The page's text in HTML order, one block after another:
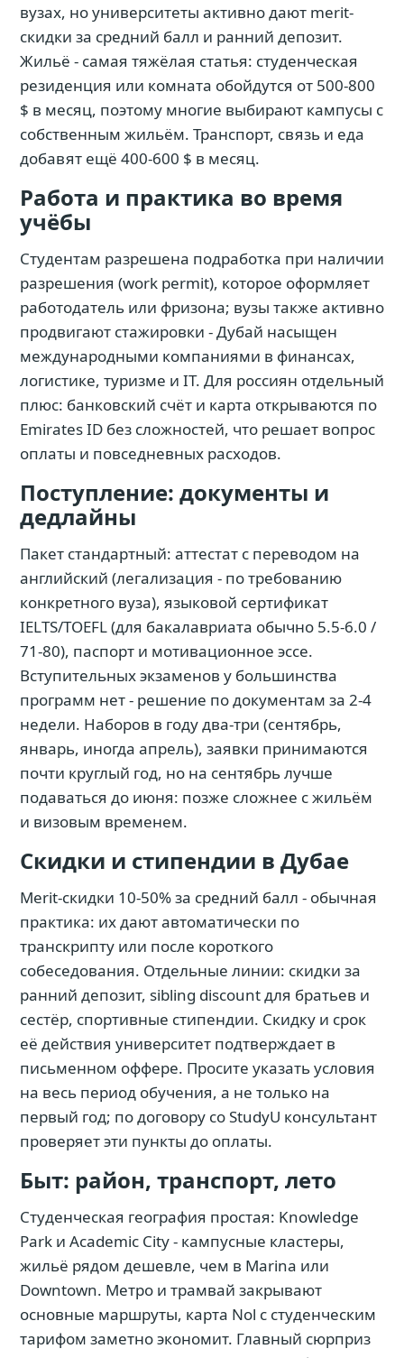
вузах, но университеты активно дают merit-
скидки за средний балл и ранний депозит.
Жильё - самая тяжёлая статья: студенческая
резиденция или комната обойдутся от 500-800
$ в месяц, поэтому многие выбирают кампусы с
собственным жильём. Транспорт, связь и еда
добавят ещё 400-600 $ в месяц.
Работа и практика во время
учёбы
Студентам разрешена подработка при наличии
разрешения (work permit), которое оформляет
работодатель или фризона; вузы также активно
продвигают стажировки - Дубай насыщен
международными компаниями в финансах,
логистике, туризме и IT. Для россиян отдельный
плюс: банковский счёт и карта открываются по
Emirates ID без сложностей, что решает вопрос
оплаты и повседневных расходов.
Поступление: документы и
дедлайны
Пакет стандартный: аттестат с переводом на
английский (легализация - по требованию
конкретного вуза), языковой сертификат
IELTS/TOEFL (для бакалавриата обычно 5.5-6.0 /
71-80), паспорт и мотивационное эссе.
Вступительных экзаменов у большинства
программ нет - решение по документам за 2-4
недели. Наборов в году два-три (сентябрь,
январь, иногда апрель), заявки принимаются
почти круглый год, но на сентябрь лучше
подаваться до июня: позже сложнее с жильём
и визовым временем.
Скидки и стипендии в Дубае
Merit-скидки 10-50% за средний балл - обычная
практика: их дают автоматически по
транскрипту или после короткого
собеседования. Отдельные линии: скидки за
ранний депозит, sibling discount для братьев и
сестёр, спортивные стипендии. Скидку и срок
её действия университет подтверждает в
письменном оффере. Просите указать условия
на весь период обучения, а не только на
первый год; по договору со StudyU консультант
проверяет эти пункты до оплаты.
Быт: район, транспорт, лето
Студенческая география простая: Knowledge
Park и Academic City - кампусные кластеры,
жильё рядом дешевле, чем в Marina или
Downtown. Метро и трамвай закрывают
основные маршруты, карта Nol с студенческим
тарифом заметно экономит. Главный сюрприз